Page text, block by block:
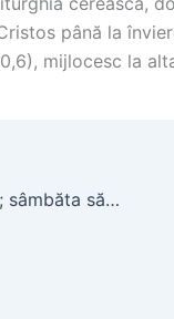
până la
mijlocesc la
Pomenirea tuturor morților; sâmbăta săptămânii 7 a Paștilor